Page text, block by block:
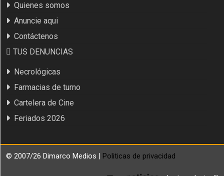
Quienes somos
Anuncie aqui
Contáctenos
TUS DENUNCIAS
Necrológicas
Farmacias de turno
Cartelera de Cine
Feriados 2026
© 2007/26 Dimarco Medios | Politicas de privacidad